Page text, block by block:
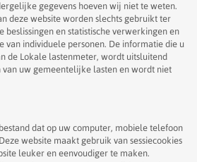
gegevens hoeven wij niet te weten.
deze website worden slechts gebruikt ter
beslissingen en statistische verwerkingen en
van individuele personen. De informatie die u
de Lokale lastenmeter, wordt uitsluitend
uw gemeentelijke lasten en wordt niet
dat op uw computer, mobiele telefoon
website maakt gebruik van sessiecookies
leuker en eenvoudiger te maken.